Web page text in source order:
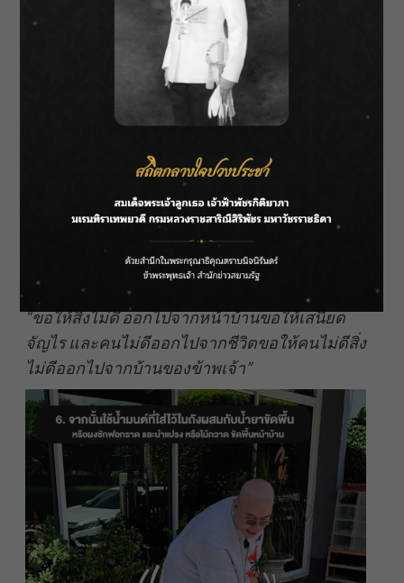
5. ล้างหน้าบ้าน ไล่ความติดขัด ขจัดสิ่งไม่ดีออก
เปิดน้ำล้างหน้าบ้านด้วยน้ำเปล่าพร้อมกล่าวคำว่า
“ขอให้สิ่งไม่ดี ออกไปจากหน้าบ้านขอให้เสนียด
จัญไร และคนไม่ดีออกไปจากชีวิตขอให้คนไม่ดีสิ่ง
ไม่ดีออกไปจากบ้านของข้าพเจ้า”